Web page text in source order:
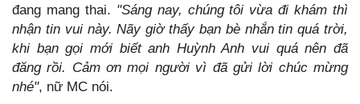
đang mang thai. "Sáng nay, chúng tôi vừa đi khám thì
nhận tin vui này. Nãy giờ thấy bạn bè nhắn tin quá trời,
khi bạn gọi mới biết anh Huỳnh Anh vui quá nên đã
đăng rồi. Cảm ơn mọi người vì đã gửi lời chúc mừng
nhé", nữ MC nói.